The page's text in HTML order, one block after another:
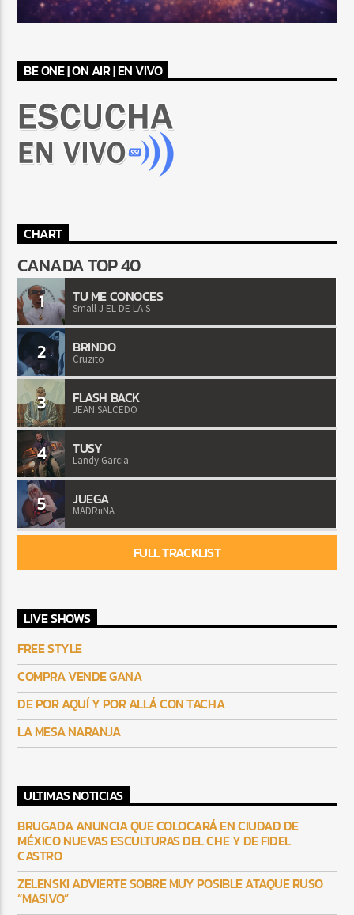
BE ONE | ON AIR | EN VIVO
CHART
CANADA TOP 40
1 TU ME CONOCES
Small J EL DE LA S
2 BRINDO
Cruzito
3 FLASH BACK
JEAN SALCEDO
4 TUSY
Landy Garcia
5 JUEGA
MADRiiNA
FULL TRACKLIST
LIVE SHOWS
FREE STYLE
COMPRA VENDE GANA
DE POR AQUÍ Y POR ALLÁ CON TACHA
LA MESA NARANJA
ULTIMAS NOTICIAS
BRUGADA ANUNCIA QUE COLOCARÁ EN CIUDAD DE
MÉXICO NUEVAS ESCULTURAS DEL CHE Y DE FIDEL
CASTRO
ZELENSKI ADVIERTE SOBRE MUY POSIBLE ATAQUE RUSO
“MASIVO”